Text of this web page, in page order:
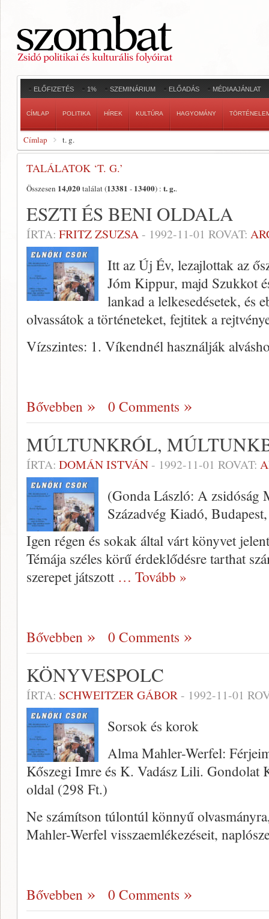
ELŐFIZETÉS 1% SZEMINÁRIUM ELŐADÁS MÉDIAAJÁNLAT
CÍMLAP POLITIKA HÍREK KULTÚRA HAGYOMÁNY
Címlap t. g.
TALÁLATOK ‘T. G.’
Összesen 14,020találat (13381 - 13400) : t. g..
ESZTI ÉS BENI OLDALA
ÍRTA: FRITZ ZSUZSA- 1992-11-01 ROVAT:
Itt az Új Év, lezajlottak az
Jóm Kippur, majd Szukkot
lankad a lelkesedésetek, és
olvassátok a történeteket, fejtitek a
Vízszintes: 1. Víkendnél használják
Bővebben 0 Comments
MÚLTUNKRÓL,
ÍRTA: DOMÁN ISTVÁN- 1992-11-01 ROVAT:
(Gonda László: A zsidóság
Századvég Kiadó,
Igen régen és sokak által várt könyvet
Témája széles körű érdeklődésre tarthat
szerepet játszott … Tovább »
Bővebben 0 Comments
KÖNYVESPOLC
ÍRTA: SCHWEITZER GÁBOR- 1992-11-01
Sorsok és korok
Alma Mahler-Werfel:
Kőszegi Imre és K. Vadász Lili. Gondolat
oldal (298 Ft.)
Ne számítson túlontúl könnyű
Mahler-Werfel visszaemlékezéseit,
Bővebben 0 Comments